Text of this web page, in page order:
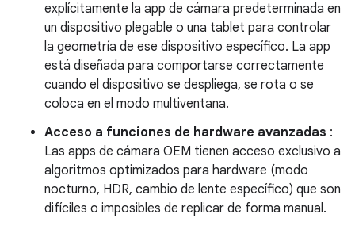
explícitamente la app de cámara predeterminada en
un dispositivo plegable o una tablet para controlar
la geometría de ese dispositivo específico. La app
está diseñada para comportarse correctamente
cuando el dispositivo se despliega, se rota o se
coloca en el modo multiventana.
Acceso a funciones de hardware avanzadas :
Las apps de cámara OEM tienen acceso exclusivo a
algoritmos optimizados para hardware (modo
nocturno, HDR, cambio de lente específico) que son
difíciles o imposibles de replicar de forma manual.